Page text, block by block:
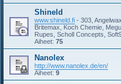
Shineld
www.shineld.fi - 303,
Britemax, Koch Chemie,
Rupes, Scholl Concepts,
Aiheet: 75
Nanolex
http://www.nanolex.de/en/
Aiheet: 9